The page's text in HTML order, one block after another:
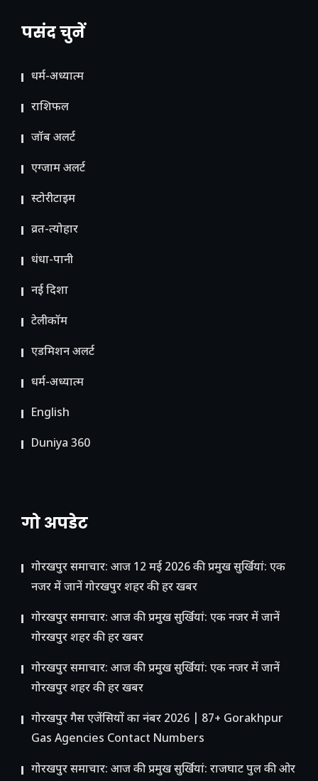
पसंद चुनें
धर्म-अध्यात्म
राशिफल
जॉब अलर्ट
एग्जाम अलर्ट
स्टोरीटाइम
व्रत-त्योहार
धंधा-पानी
नई दिशा
टेलीकॉम
ए​डमिशन अलर्ट
धर्म-अध्यात्म
English
Duniya 360
गो अपडेट
गोरखपुर समाचार: आज 12 मई 2026 की प्रमुख सुर्खियां: एक
नजर में जानें गोरखपुर शहर की हर खबर
गोरखपुर समाचार: आज की प्रमुख सुर्खियां: एक नजर में जानें
गोरखपुर शहर की हर खबर
गोरखपुर समाचार: आज की प्रमुख सुर्खियां: एक नजर में जानें
गोरखपुर शहर की हर खबर
गोरखपुर गैस एजेंसियों का नंबर 2026 | 87+ Gorakhpur
Gas Agencies Contact Numbers
गोरखपुर समाचार: आज की प्रमुख सुर्खियां: राजघाट पुल की ओर